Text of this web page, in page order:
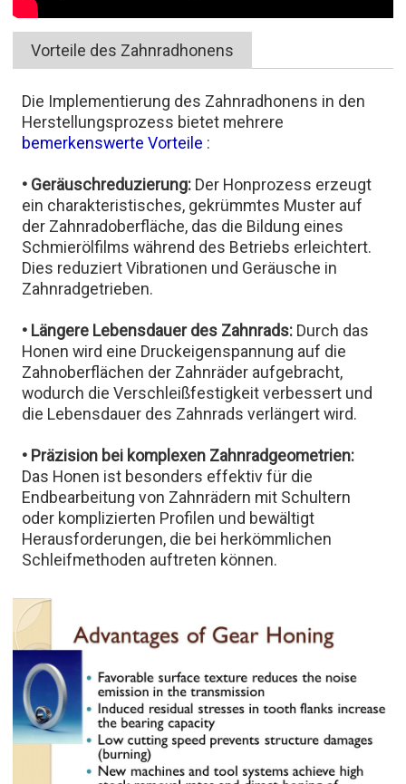
Vorteile des Zahnradhonens
Die Implementierung des Zahnradhonens in den
Herstellungsprozess bietet mehrere
bemerkenswerte Vorteile :
• Geräuschreduzierung: Der Honprozess erzeugt
ein charakteristisches, gekrümmtes Muster auf
der Zahnradoberfläche, das die Bildung eines
Schmierölfilms während des Betriebs erleichtert.
Dies reduziert Vibrationen und Geräusche in
Zahnradgetrieben.
• Längere Lebensdauer des Zahnrads: Durch das
Honen wird eine Druckeigenspannung auf die
Zahnoberflächen der Zahnräder aufgebracht,
wodurch die Verschleißfestigkeit verbessert und
die Lebensdauer des Zahnrads verlängert wird.
• Präzision bei komplexen Zahnradgeometrien:
Das Honen ist besonders effektiv für die
Endbearbeitung von Zahnrädern mit Schultern
oder komplizierten Profilen und bewältigt
Herausforderungen, die bei herkömmlichen
Schleifmethoden auftreten können.